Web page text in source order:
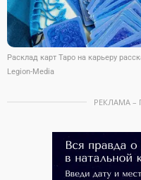
Расклад карт Таро на карьеру
Legion-Media
РЕКЛАМА